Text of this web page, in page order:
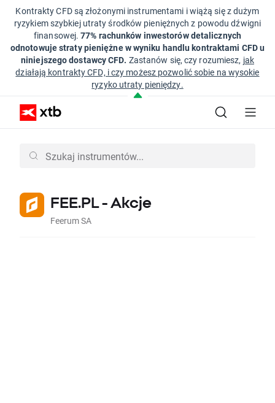
Kontrakty CFD są złożonymi instrumentami i wiążą się z dużym
ryzykiem szybkiej utraty środków pieniężnych z powodu dźwigni
finansowej.77% rachunków inwestorów detalicznych
odnotowuje straty pieniężne w wyniku handlu kontraktami CFD u
niniejszego dostawcy CFD. Zastanów się, czy rozumiesz, jak
działają kontrakty CFD, i czy możesz pozwolić sobie na wysokie
ryzyko utraty pieniędzy.
FEE.PL - Akcje
Feerum SA